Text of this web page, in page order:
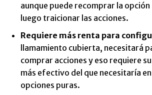
aunque puede recomprar la
luego traicionar las acciones.
Requiere más renta para
llamamiento cubierta, necesitará
comprar acciones y eso requiere
más efectivo del que necesitaría
opciones puras.